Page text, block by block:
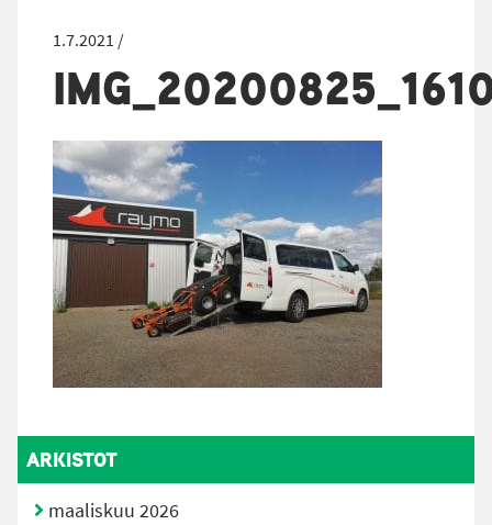
1.7.2021 /
ARKISTOT
maaliskuu 2026